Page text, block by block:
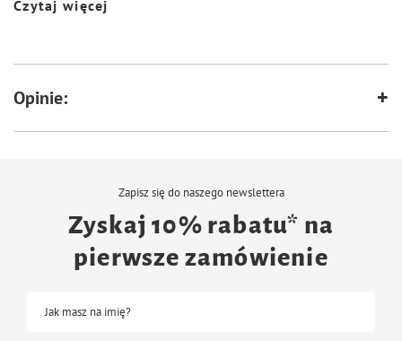
zawiera 7 patyczków.
Czytaj więcej
Opinie:
Zapisz się do naszego newslettera
Zyskaj 10% rabatu* na
pierwsze zamówienie
Jak masz na imię?